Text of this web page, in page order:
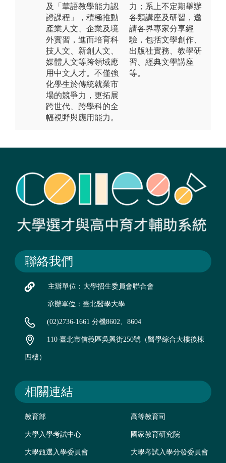
及「華語教學能力認
證課程」，積極推動
產業人文、企業及境
外實習，進而培育科
技人文、新創人文、
媒體人文等跨領域應
用中文人才。不僅強
化學生於傳統就業市
場的競爭力，更拓展
跨世代、跨學科的全
幅視野與應用能力。
力；系上不定期舉辦
各類講座及研習，邀
請各界專家分享經
驗，包括文學創作、
出版社實務、教學研
習、經典文學講座
等。
聯絡我們
主辦單位：大學招生委員會聯合會
承辦單位：臺北醫學大學
(02)2736-1661 分機8602、8604
110 臺北市信義區吳興街250號（醫學綜合大樓後棟
四樓）
相關連結
教育部 高等教育司
大學入學考試中心 國家教育研究院
大學甄選入學委員會 大學考試入學分發委員會